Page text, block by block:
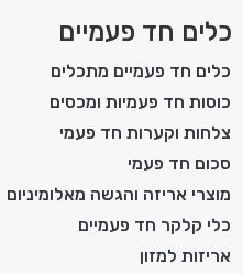
כלים חד פעמיים
כלים חד פעמיים מתכלים
כוסות חד פעמיות ומכסים
צלחות וקערות חד פעמי
סכום חד פעמי
מוצרי אריזה והגשה מאלומיניום
כלי קלקר חד פעמיים
אריזות למזון